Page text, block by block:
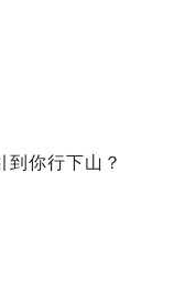
到你行下山？